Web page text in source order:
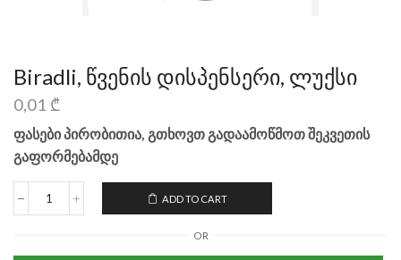
Biradli, წვენის დისპენსერი, ლუქსი
0,01 ₾
ფასები პირობითია, გთხოვთ გადაამოწმოთ შეკვეთის
გაფორმებამდე
ADD TO CART
OR